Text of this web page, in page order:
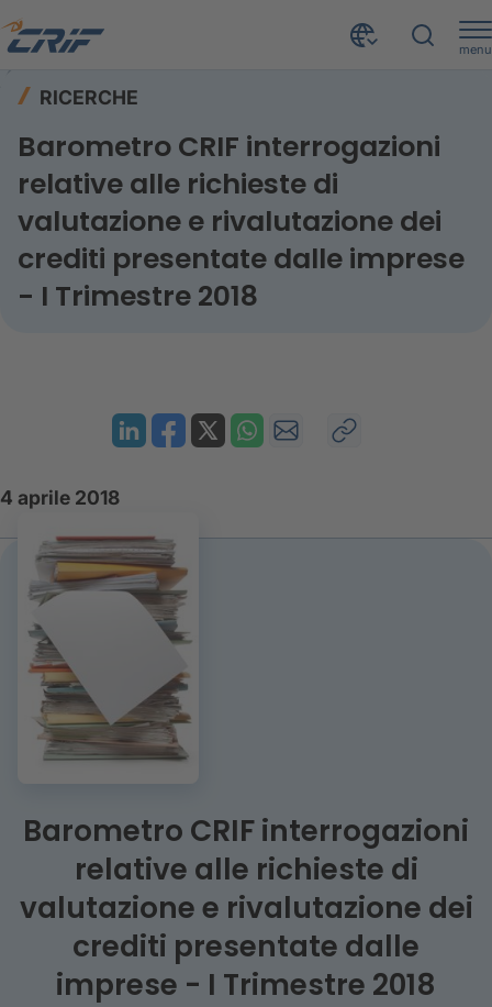
menu
RICERCHE
Barometro CRIF interrogazioni
relative alle richieste di
valutazione e rivalutazione dei
crediti presentate dalle imprese
- I Trimestre 2018
4 aprile 2018
Barometro CRIF interrogazioni
relative alle richieste di
valutazione e rivalutazione dei
crediti presentate dalle
imprese - I Trimestre 2018